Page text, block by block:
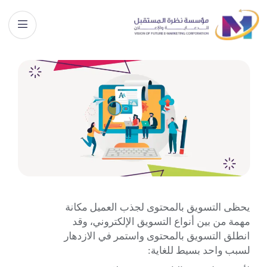
يحظى التسويق بالمحتوى لجذب العميل مكانة
مهمة من بين أنواع التسويق الإلكتروني، وقد
انطلق التسويق بالمحتوى واستمر في الازدهار
لسبب واحد بسيط للغاية: